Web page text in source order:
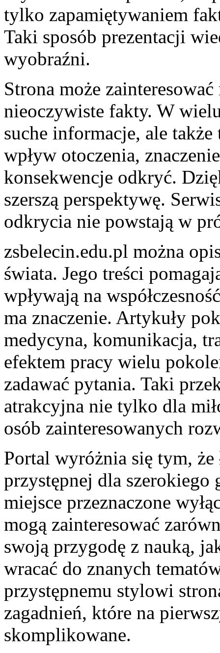
tylko zapamiętywaniem
Taki sposób prezentacji
wyobraźni.
Strona może
nieoczywiste fakty. W
suche informacje, ale
wpływ otoczenia,
konsekwencje odkryć.
szerszą perspektywę.
odkrycia nie powstają w
zsbelecin.edu.pl można
świata. Jego treści
wpływają na
ma znaczenie. Artykuły
medycyna, komunikacja,
efektem pracy wielu
zadawać pytania. Taki
atrakcyjna nie tylko dla
osób zainteresowanych
Portal wyróżnia się tym,
przystępnej dla
miejsce przeznaczone
mogą zainteresować
swoją przygodę z nauką,
wracać do znanych
przystępnemu stylowi
zagadnień, które na
skomplikowane.